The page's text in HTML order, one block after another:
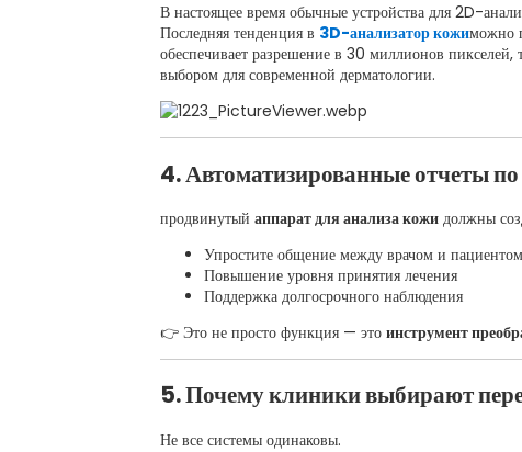
В настоящее время обычные устройства для 2D-
Последняя тенденция в 3D-анализатор кожиможно
обеспечивает разрешение в 30 миллионов
выбором для современной дерматологии.
4. Автоматизированные отчеты
продвинутый аппарат для анализа кожи должны
Упростите общение между врачом и
Повышение уровня принятия лечения
Поддержка долгосрочного наблюдения
👉 Это не просто функция — это инструмент
5. Почему клиники выбирают
Не все системы одинаковы.